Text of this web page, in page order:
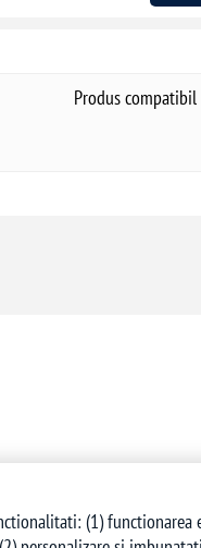
Produs compatibil
(1)